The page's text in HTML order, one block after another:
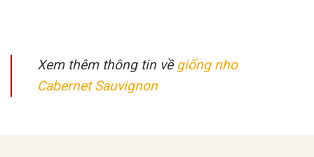
Xem thêm thông tin về giống nho
Cabernet Sauvignon